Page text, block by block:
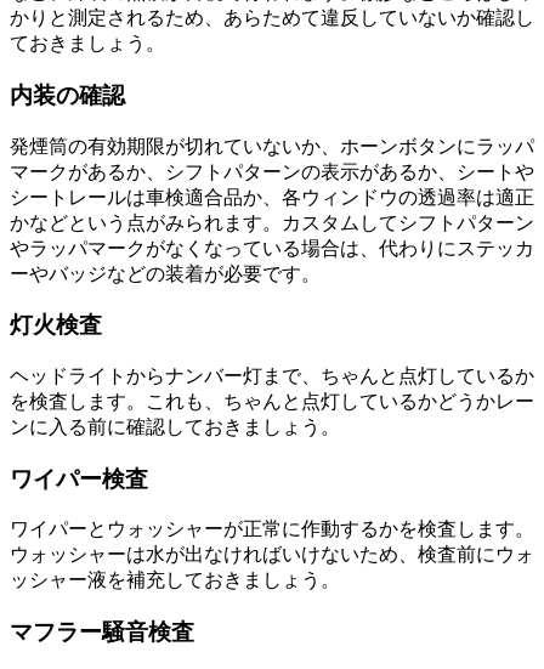
かりと測定されるため、あらためて違反していないか確認し
ておきましょう。
内装の確認
発煙筒の有効期限が切れていないか、ホーンボタンにラッパ
マークがあるか、シフトパターンの表示があるか、シートや
シートレールは車検適合品か、各ウィンドウの透過率は適正
かなどという点がみられます。カスタムしてシフトパターン
やラッパマークがなくなっている場合は、代わりにステッカ
ーやバッジなどの装着が必要です。
灯火検査
ヘッドライトからナンバー灯まで、ちゃんと点灯しているか
を検査します。これも、ちゃんと点灯しているかどうかレー
ンに入る前に確認しておきましょう。
ワイパー検査
ワイパーとウォッシャーが正常に作動するかを検査します。
ウォッシャーは水が出なければいけないため、検査前にウォ
ッシャー液を補充しておきましょう。
マフラー騒音検査